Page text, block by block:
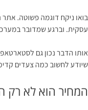
בואו ניקח דוגמה פשוטה.
עסקית. וברגע שמדובר
אותו הדבר נכון גם
שיודע לחשוב כמה צעדים
המחיר הוא לא